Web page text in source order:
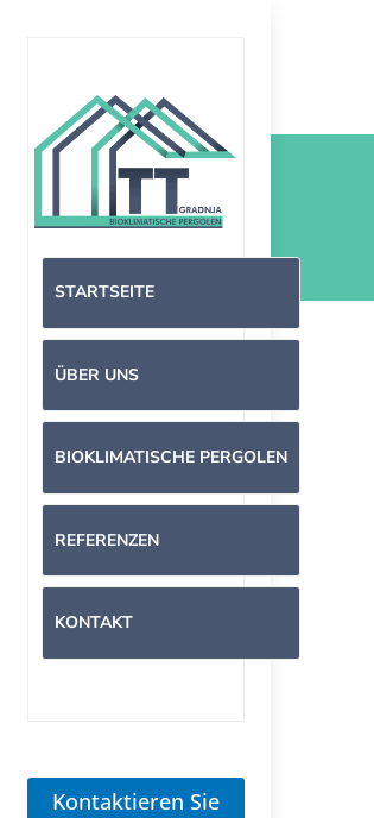
STARTSEITE
ÜBER UNS
BIOKLIMATISCHE PERGOLEN
REFERENZEN
KONTAKT
Kontaktieren Sie